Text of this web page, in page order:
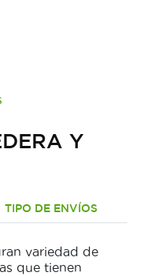
Y
TIPO DE ENVÍOS
variedad de
que tienen